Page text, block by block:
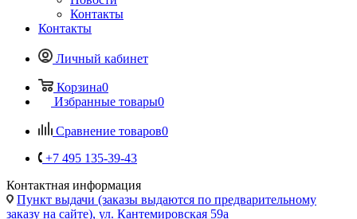
Корзина0
Избранные товары
Сравнение товаров
+7 495 135-39-43
Контактная информация
Пункт выдачи (заказы выдаются по предварительному
заказу на сайте), ул. Кантемировская 59а
Вконтакте
Telegram